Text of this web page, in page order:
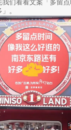
们看看文案「多留
。